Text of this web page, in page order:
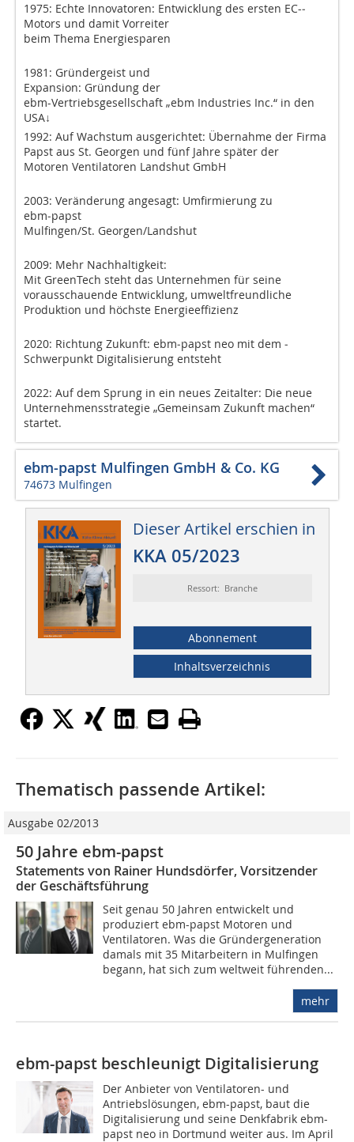
1975: Echte Innovatoren: ­Entwicklung des ersten EC-­
Motors und damit Vorreiter
beim Thema Energiesparen
1981: Gründergeist und
Expansion: Gründung der
ebm-Vertriebsgesellschaft „ebm Industries Inc.“ in den
USA↓
1992: Auf Wachstum ausge­richtet: Übernahme der Firma
Papst aus St. Georgen und fünf Jahre später der
Motoren ­Ventilatoren Landshut GmbH
2003: Veränderung angesagt: Umfirmierung zu
ebm‑papst
Mulfingen/St. Georgen/Landshut
2009: Mehr Nachhaltigkeit:
Mit GreenTech steht das Unternehmen für seine
vorausschauende Entwicklung, umweltfreundliche
Produktion und höchste Energieeffizienz
2020: Richtung Zukunft: ebm‑papst neo mit dem ­
Schwerpunkt Digitalisierung entsteht
2022: Auf dem Sprung in ein neues Zeitalter: Die neue
Unternehmensstrategie „Gemeinsam Zukunft machen“
startet.
ebm-papst Mulfingen GmbH & Co. KG
74673 Mulfingen
Dieser Artikel erschien in
KKA 05/2023
Ressort: Branche
Abonnement
Inhaltsverzeichnis
Thematisch passende Artikel:
Ausgabe 02/2013
50 Jahre ebm-papst
Statements von Rainer Hundsdörfer, Vorsitzender
der Geschäftsführung
Seit genau 50 Jahren entwickelt und
produziert ebm-papst Motoren und
Ventilatoren. Was die Gründergeneration
damals mit 35 Mitarbeitern in Mulfingen
begann, hat sich zum weltweit führenden...
mehr
ebm-papst beschleunigt Digitalisierung
Der Anbieter von Ventilatoren- und
Antriebslösungen, ebm-papst, baut die
Digitalisierung und seine Denkfabrik ebm-
papst neo in Dortmund weiter aus. Im April